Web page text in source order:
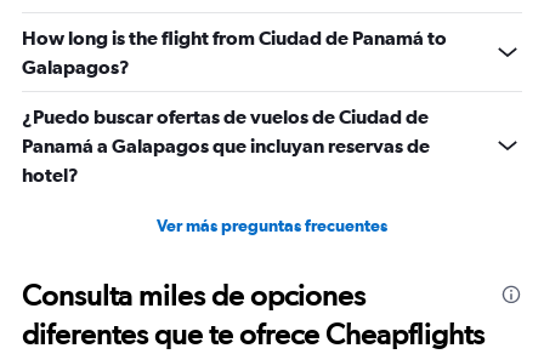
How long is the flight from Ciudad de Panamá to
Galapagos?
¿Puedo buscar ofertas de vuelos de Ciudad de
Panamá a Galapagos que incluyan reservas de
hotel?
Ver más preguntas frecuentes
Consulta miles de opciones
diferentes que te ofrece Cheapflights